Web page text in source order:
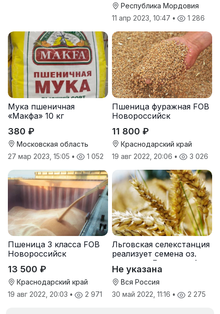
Республика Мордовия
11 апр 2023, 10:47 • 1 286
Мука пшеничная
«Макфа» 10 кг
380 ₽
Московская область
27 мар 2023, 15:05 • 1 052
Пшеница фуражная FOB
Новороссийск
11 800 ₽
Краснодарский край
19 авг 2022, 20:06 • 3 026
Пшеница 3 класса FOB
Новороссийск
13 500 ₽
Краснодарский край
19 авг 2022, 20:03 • 2 971
Льговская селекстанция
реализует семена оз.
пшеницы Льговская4 и
Льговская8
Не указана
Вся Россия
30 май 2022, 11:16 • 2 275